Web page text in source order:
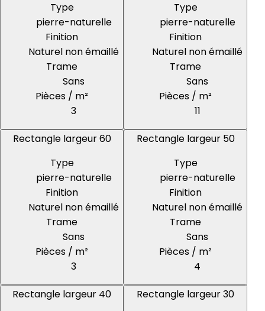
Type
pierre-naturelle
Finition
Naturel non émaillé
Trame
Sans
Pièces / m²
3
Type
pierre-naturelle
Finition
Naturel non émaillé
Trame
Sans
Pièces / m²
11
Rectangle largeur 60
Type
pierre-naturelle
Finition
Naturel non émaillé
Trame
Sans
Pièces / m²
3
Rectangle largeur 50
Type
pierre-naturelle
Finition
Naturel non émaillé
Trame
Sans
Pièces / m²
4
Rectangle largeur 40
Rectangle largeur 30